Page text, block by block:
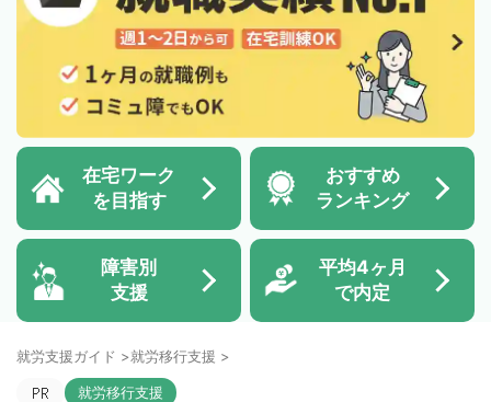
在宅ワーク
を目指す
おすすめ
ランキング
障害別
支援
平均4ヶ月
で内定
就労支援ガイド >就労移行支援 >
就労移行支援